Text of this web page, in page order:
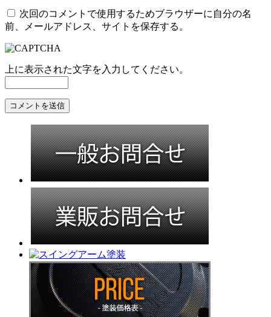
次回のコメントで使用するためブラウザーに自分の名
前、メールアドレス、サイトを保存する。
上に表示された文字を入力してください。